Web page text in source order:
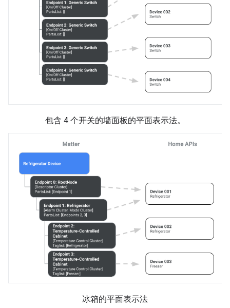
包含 4 个开关的墙面板的平面表示法。
冰箱的平面表示法